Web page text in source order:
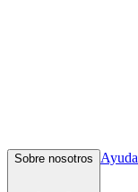
Sobre nosotros Ayuda